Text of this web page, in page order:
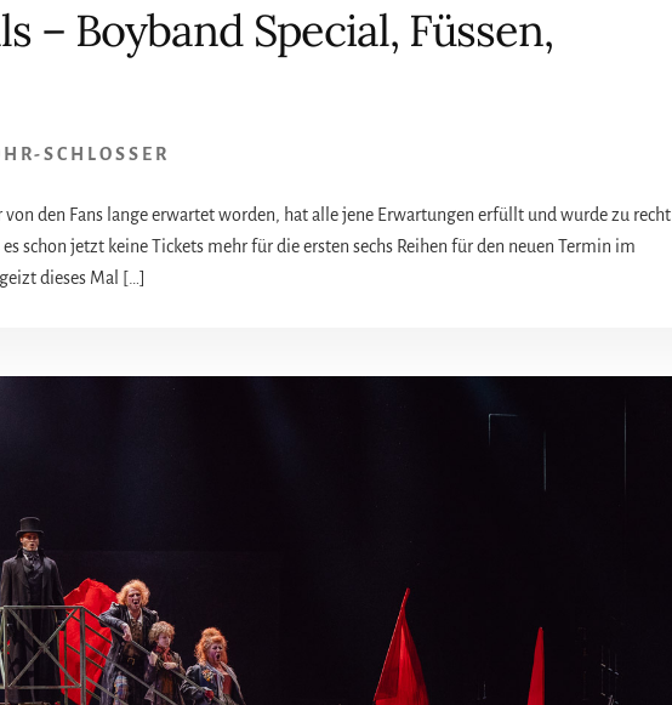
– Boyband Special, Füssen,
SCHLOSSER
von den Fans lange erwartet worden, hat alle jene Erwartungen erfüllt und wurde zu recht
schon jetzt keine Tickets mehr für die ersten sechs Reihen für den neuen Termin im
dieses Mal […]